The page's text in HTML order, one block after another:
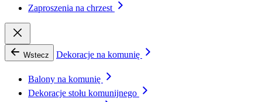
Zaproszenia na chrzest
Wstecz Dekoracje na komunię
Balony na komunię
Dekoracje stołu komunijnego